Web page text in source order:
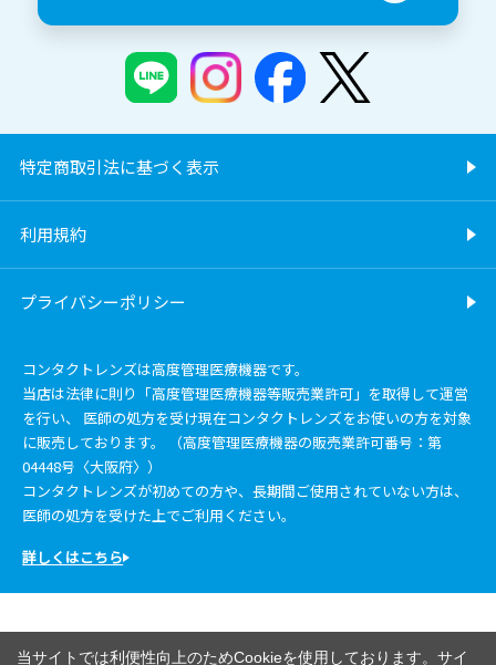
特定商取引法に基づく表示
利用規約
プライバシーポリシー
コンタクトレンズは高度管理医療機器です。
当店は法律に則り「高度管理医療機器等販売業許可」を取得して運営
を行い、 医師の処方を受け現在コンタクトレンズをお使いの方を対象
に販売しております。 （高度管理医療機器の販売業許可番号：第
04448号〈大阪府〉）
コンタクトレンズが初めての方や、長期間ご使用されていない方は、
医師の処方を受けた上でご利用ください。
詳しくはこちら
当サイトでは利便性向上のためCookieを使用しております。サイ